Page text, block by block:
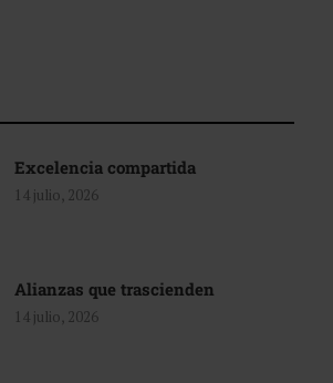
Excelencia compartida
14 julio, 2026
Alianzas que trascienden
14 julio, 2026